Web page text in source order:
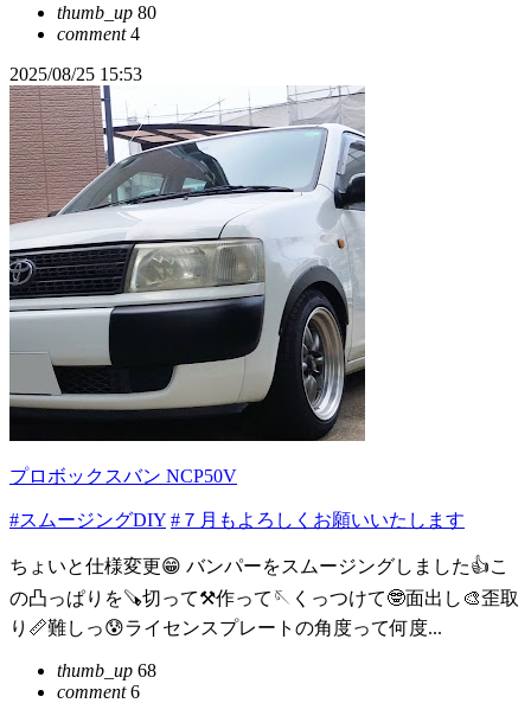
thumb_up 80
comment4
2025/08/25 15:53
プロボックスバン NCP50V
#スムージングDIY #７月もよろしくお願いいたします
ちょいと仕様変更😁 バンパーをスムージングしました👍こ
の凸っぱりを🪚切って⚒️作って🪡くっつけて🤓面出し🎨歪取
り📏難しっ😰ライセンスプレートの角度って何度...
thumb_up 68
comment6